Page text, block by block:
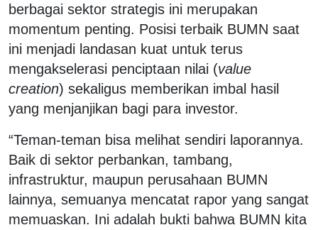
berbagai sektor strategis ini merupakan
momentum penting. Posisi terbaik BUMN saat
ini menjadi landasan kuat untuk terus
mengakselerasi penciptaan nilai (value
creation) sekaligus memberikan imbal hasil
yang menjanjikan bagi para investor.
“Teman-teman bisa melihat sendiri laporannya.
Baik di sektor perbankan, tambang,
infrastruktur, maupun perusahaan BUMN
lainnya, semuanya mencatat rapor yang sangat
memuaskan. Ini adalah bukti bahwa BUMN kita